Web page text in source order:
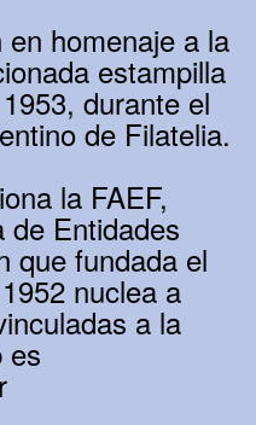
homenaje a la
estampilla
durante el
de Filatelia.
la FAEF,
de Entidades
que fundada el
nuclea a
a la
es